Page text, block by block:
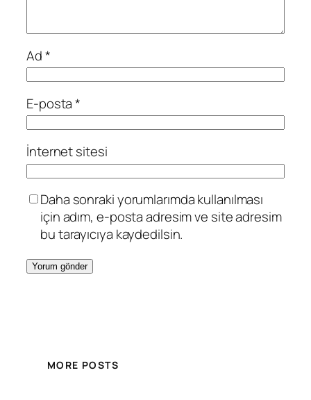
Ad*
E-posta*
İnternet sitesi
Daha sonraki yorumlarımda kullanılması
için adım, e-posta adresim ve site adresim
bu tarayıcıya kaydedilsin.
MORE POSTS